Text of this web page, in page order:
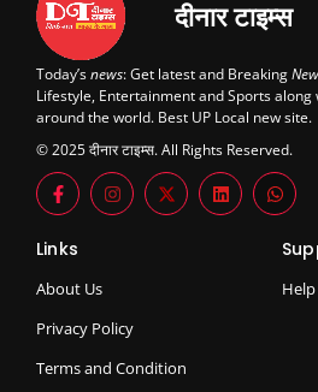
दीनार टाइम्स
Today’snews: Get latest and Breaking
Lifestyle, Entertainment and Sports along
around the world. Best UP Local new site.
© 2025 दीनार टाइम्स. All Rights Reserved.
Links
About Us
Privacy Policy
Terms and Condition